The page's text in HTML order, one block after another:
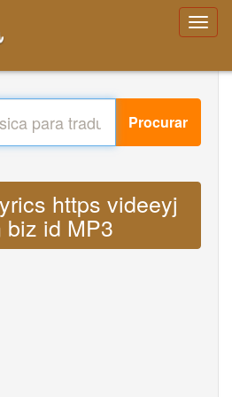
Procurar
https videeyj
biz id MP3